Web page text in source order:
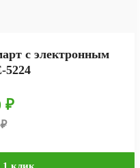
с электронным
5224
₽
1 клик